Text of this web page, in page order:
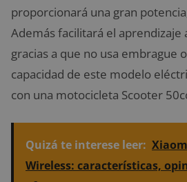
proporcionará una gran
Además facilitará el aprendizaje
gracias a que no usa embrague
capacidad de este modelo
con una motocicleta Scooter
Quizá te interese leer:
Wireless: características,